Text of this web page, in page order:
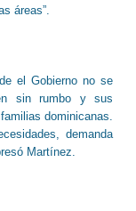
áreas”.
el Gobierno no se
sin rumbo y sus
dominicanas.
demanda
Martínez.